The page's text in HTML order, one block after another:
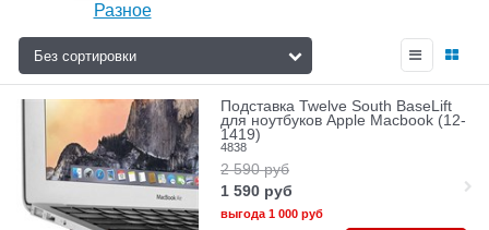
Разное
Подставка Twelve South BaseLift
для ноутбуков Apple Macbook (12-
1419)
4838
2 590 руб
1 590 руб
выгода 1 000 руб